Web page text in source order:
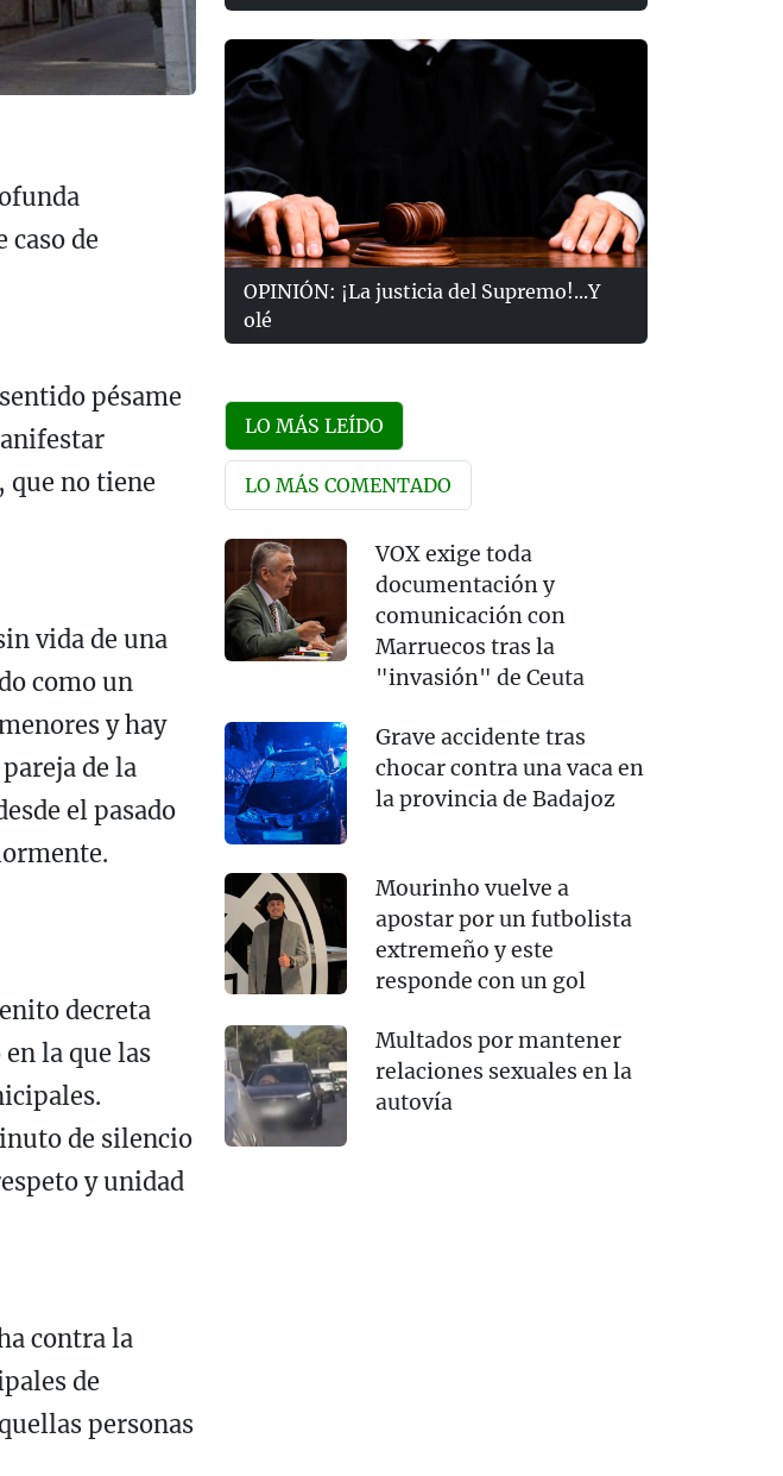
de
pésame
que no tiene
vida de una
como un
y hay
de la
el pasado
decreta
la que las
de silencio
y unidad
contra la
de
personas
OPINIÓN: ¡La justicia del Supremo!...Y
olé
LO MÁS LEÍDO
LO MÁS COMENTADO
VOX exige toda
documentación y
comunicación con
Marruecos tras la
"invasión" de Ceuta
Grave accidente tras
chocar contra una vaca en
la provincia de Badajoz
Mourinho vuelve a
apostar por un futbolista
extremeño y este
responde con un gol
Multados por mantener
relaciones sexuales en la
autovía